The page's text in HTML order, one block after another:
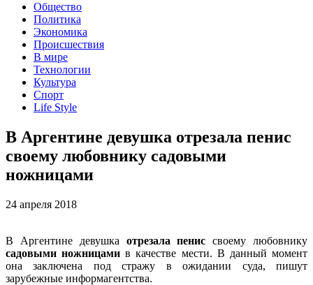
Общество
Политика
Экономика
Происшествия
В мире
Технологии
Культура
Спорт
Life Style
В Аргентине девушка отрезала пенис
своему любовнику садовыми
ножницами
24 апреля 2018
В Аргентине девушка отрезала пенис своему любовнику
садовыми ножницами в качестве мести. В данный момент
она заключена под стражу в ожидании суда, пишут
зарубежные информагентства.